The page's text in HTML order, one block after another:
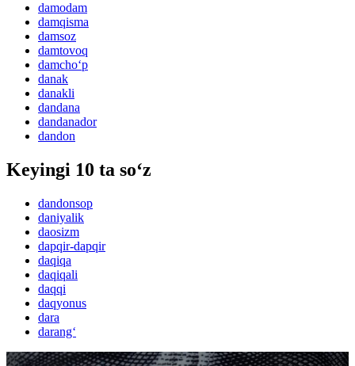
damodam
damqisma
damsoz
damtovoq
damcho‘p
danak
danakli
dandana
dandanador
dandon
Keyingi 10 ta so‘z
dandonsop
daniyalik
daosizm
dapqir-dapqir
daqiqa
daqiqali
daqqi
daqyonus
dara
darang‘